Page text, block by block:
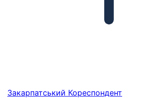
Закарпатський Кореспондент